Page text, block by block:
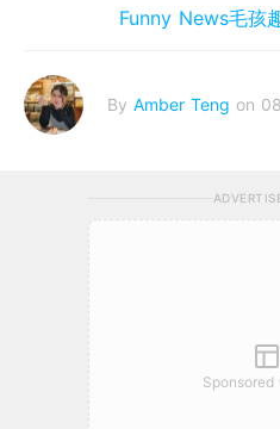
Funny News毛孩
By Amber Teng on
Sponsored